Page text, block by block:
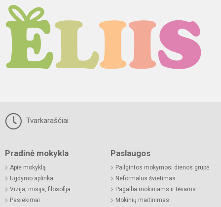
Tvarkaraščiai
Pradinė mokykla
Apie mokyklą
Ugdymo aplinka
Vizija, misija, filosofija
Pasiekimai
Paslaugos
Pailgintos mokymosi dienos grupė
Neformalus švietimas
Pagalba mokiniams ir tėvams
Mokinių maitinimas